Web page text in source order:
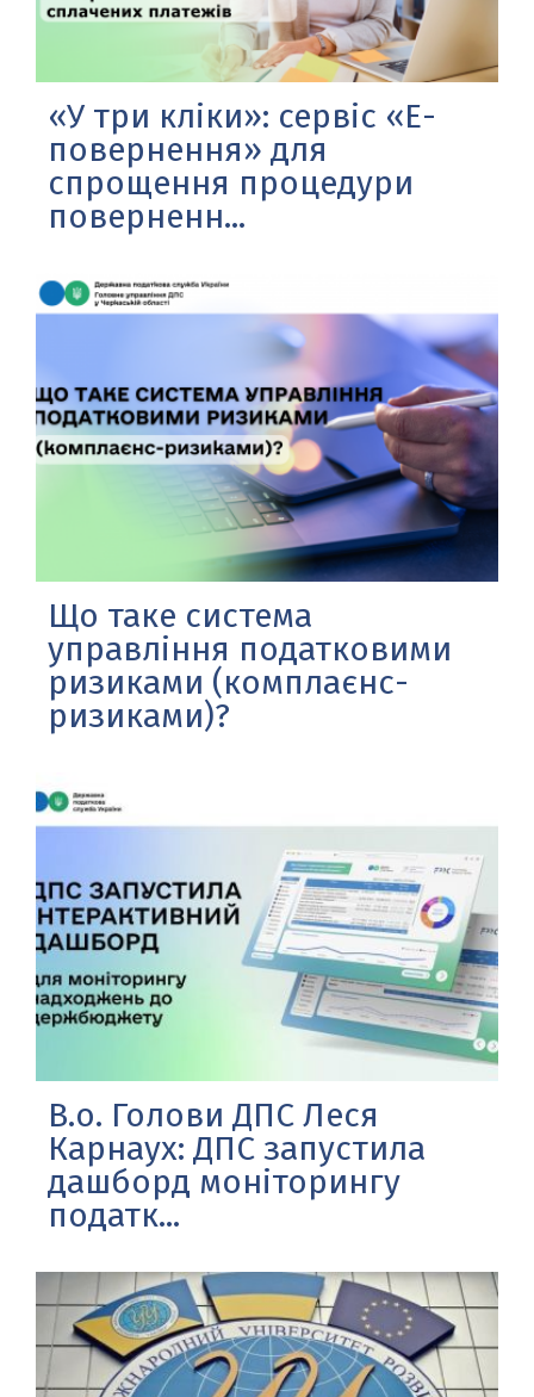
«У три кліки»: сервіс «Е-
повернення» для
спрощення процедури
поверненн...
Що таке система
управління податковими
ризиками (комплаєнс-
ризиками)?
В.о. Голови ДПС Леся
Карнаух: ДПС запустила
дашборд моніторингу
податк...